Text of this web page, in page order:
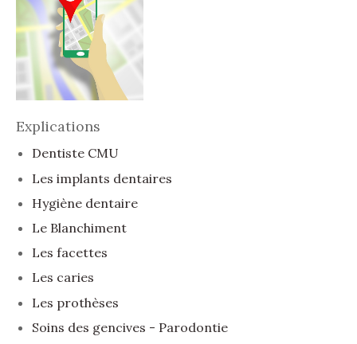
Explications
Dentiste CMU
Les implants dentaires
Hygiène dentaire
Le Blanchiment
Les facettes
Les caries
Les prothèses
Soins des gencives - Parodontie